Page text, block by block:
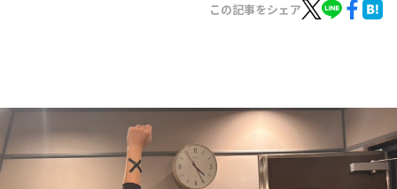
トピックス
TBS Podcast
お知らせ
イベント・グッズ
この記事をシェア